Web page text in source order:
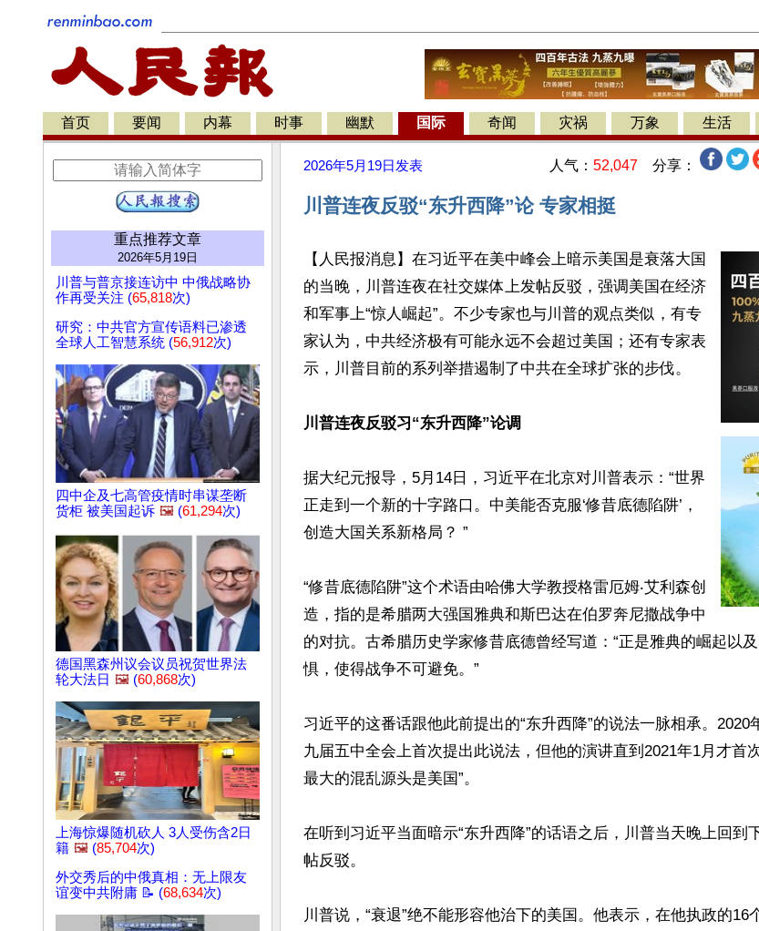
首页 要闻 内幕 时事 幽默 国际 奇闻 灾祸 万象 生活
重点推荐文章
2026年5月19日
川普与普京接连访中 中俄战略协
作再受关注 (65,818次)
研究：中共官方宣传语料已渗透
全球人工智慧系统 (56,912次)
四中企及七高管疫情时串谋垄断
货柜 被美国起诉 🖼️ (61,294次)
德国黑森州议会议员祝贺世界法
轮大法日 🖼️ (60,868次)
上海惊爆随机砍人 3人受伤含2日
籍 🖼️ (85,704次)
外交秀后的中俄真相：无上限友
谊变中共附庸 📝 (68,634次)
2026年5月19日 发表 人气： 52,047 分享：
川普连夜反驳“东升西降”论 专家相挺
【人民报消息】在习近平在美中峰会上暗示美国是衰落大国
的当晚，川普连夜在社交媒体上发帖反驳，强调美国在经济
和军事上“惊人崛起”。不少专家也与川普的观点类似，有专
家认为，中共经济极有可能永远不会超过美国；还有专家表
示，川普目前的系列举措遏制了中共在全球扩张的步伐。
川普连夜反驳习“东升西降”论调
据大纪元报导，5月14日，习近平在北京对川普表示：“世界
正走到一个新的十字路口。中美能否克服‘修昔底德陷阱’，
创造大国关系新格局？ ”
“修昔底德陷阱”这个术语由哈佛大学教授格雷厄姆‧艾利森创
造，指的是希腊两大强国雅典和斯巴达在伯罗奔尼撒战争中
的对抗。古希腊历史学家修昔底德曾经写道：“正是雅典的崛起以
惧，使得战争不可避免。”
习近平的这番话跟他此前提出的“东升西降”的说法一脉相承。2020
九届五中全会上首次提出此说法，但他的演讲直到2021年1月才首
最大的混乱源头是美国”。
在听到习近平当面暗示“东升西降”的话语之后，川普当天晚上回到
帖反驳。
川普说，“衰退”绝不能形容他治下的美国。他表示，在他执政的16